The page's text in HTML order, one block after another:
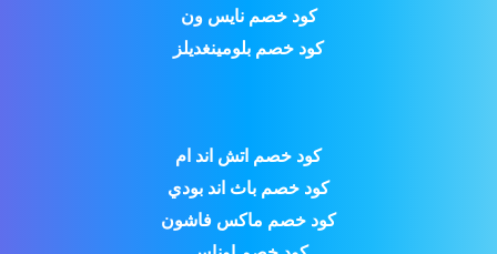
كود خصم نايس ون
كود خصم بلومينغديلز
كود خصم اتش اند ام
كود خصم باث اند بودي
كود خصم ماكس فاشون